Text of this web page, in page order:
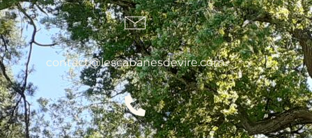
contact@lescabanesdevire.com